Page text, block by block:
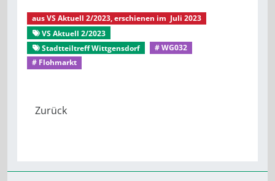
ausVS Aktuell 2/2023, erschienen im Juli 2023
VS Aktuell 2/2023
Stadtteiltreff Wittgensdorf
# WG032
# Flohmarkt